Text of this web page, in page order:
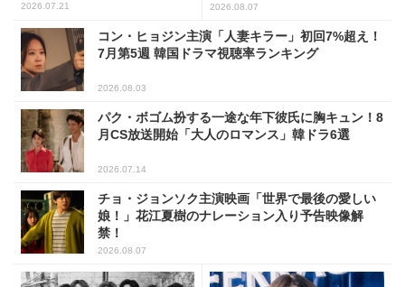
2026.07.21 2026.08.07
コン・ヒョジン主演「人妻キラー」初回7%超え！
7月第5週 韓国ドラマ視聴率ランキング
2026.08.03
パク・ボゴム扮する一途な年下彼氏に胸キュン！8
月CS放送開始「大人のロマンス」韓ドラ6選
2026.07.14
チョ・ジョンソク主演映画「世界で最後の愛しい
娘！」花江夏樹のナレーション入り予告映像解
禁！
2026.08.07